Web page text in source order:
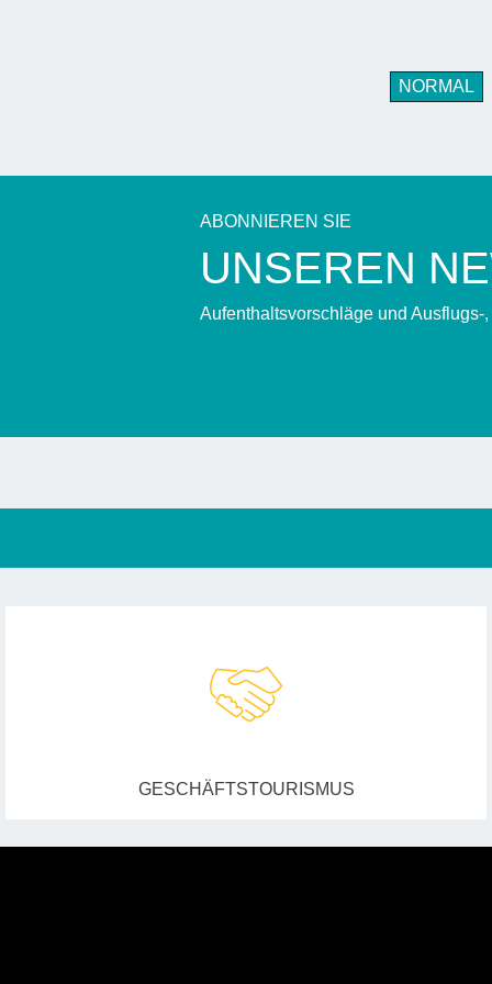
NORMAL
ABONNIEREN SIE
UNSEREN
Aufenthaltsvorschläge und
GESCHÄFTSTOURISMUS